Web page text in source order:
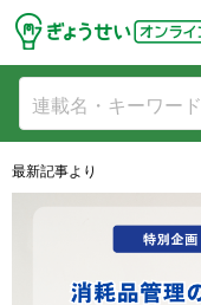
最新記事より